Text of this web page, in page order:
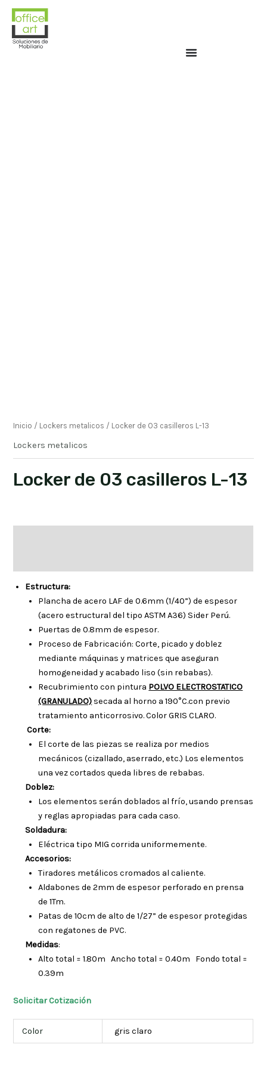
Inicio / Lockers metalicos / Locker de 03 casilleros L-13
Lockers metalicos
Locker de 03 casilleros L-13
Estructura:
Plancha de acero LAF de 0.6mm (1/40”) de espesor
(acero estructural del tipo ASTM A36) Sider Perú.
Puertas de 0.8mm de espesor.
Proceso de Fabricación: Corte, picado y doblez
mediante máquinas y matrices que aseguran
homogeneidad y acabado liso (sin rebabas).
Recubrimiento con pintura POLVO ELECTROSTATICO
(GRANULADO) secada al horno a 190°C.con previo
tratamiento anticorrosivo. Color GRIS CLARO.
Corte:
El corte de las piezas se realiza por medios
mecánicos (cizallado, aserrado, etc.) Los elementos
una vez cortados queda libres de rebabas.
Doblez:
Los elementos serán doblados al frío, usando prensas
y reglas apropiadas para cada caso.
Soldadura:
Eléctrica tipo MIG corrida uniformemente.
Accesorios:
Tiradores metálicos cromados al caliente.
Aldabones de 2mm de espesor perforado en prensa
de 1Tm.
Patas de 10cm de alto de 1/27” de espesor protegidas
con regatones de PVC.
Medidas:
Alto total = 1.80m Ancho total = 0.40m Fondo total =
0.39m
Solicitar Cotización
Color gris claro